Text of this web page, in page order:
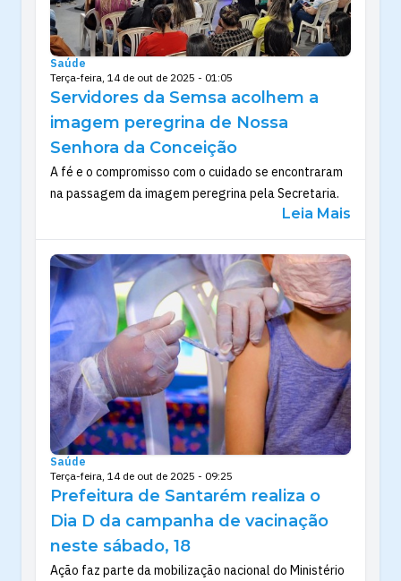
Saúde
Terça-feira, 14 de out de 2025 - 01:05
Servidores da Semsa acolhem a
imagem peregrina de Nossa
Senhora da Conceição
A fé e o compromisso com o cuidado se encontraram
na passagem da imagem peregrina pela Secretaria.
Leia Mais
Saúde
Terça-feira, 14 de out de 2025 - 09:25
Prefeitura de Santarém realiza o
Dia D da campanha de vacinação
neste sábado, 18
Ação faz parte da mobilização nacional do Ministério